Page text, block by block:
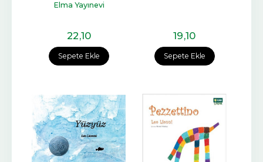
Sepete Ekle
Elma Yayınevi
22,10
Sepete Ekle
19,10